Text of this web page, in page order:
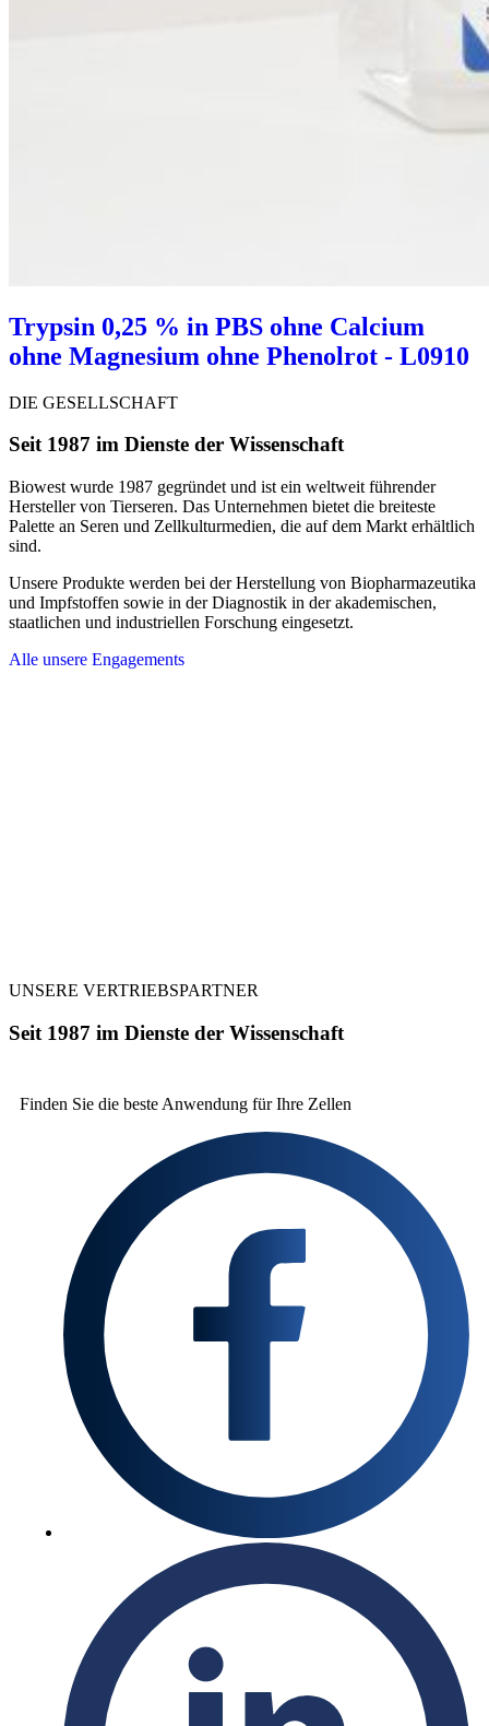
Trypsin 0,25 % in PBS ohne Calcium
ohne Magnesium ohne Phenolrot - L0910
DIE GESELLSCHAFT
Seit 1987 im Dienste der Wissenschaft
Biowest wurde 1987 gegründet und ist ein weltweit führender
Hersteller von Tierseren. Das Unternehmen bietet die breiteste
Palette an Seren und Zellkulturmedien, die auf dem Markt erhältlich
sind.
Unsere Produkte werden bei der Herstellung von Biopharmazeutika
und Impfstoffen sowie in der Diagnostik in der akademischen,
staatlichen und industriellen Forschung eingesetzt.
Alle unsere Engagements
UNSERE VERTRIEBSPARTNER
Seit 1987 im Dienste der Wissenschaft
Finden Sie die beste Anwendung für Ihre Zellen